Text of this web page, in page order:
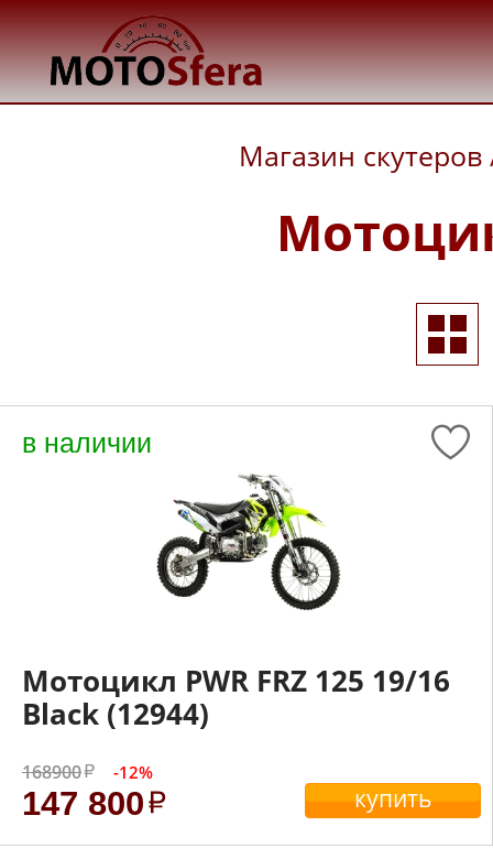
Магазин скутеров
в наличии
Мотоцикл PWR FRZ 125 19/16
Black (12944)
168900 -12%
147 800 купить